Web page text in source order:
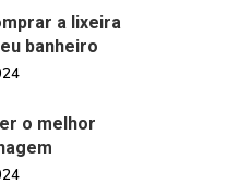
a lixeira
banheiro
o melhor